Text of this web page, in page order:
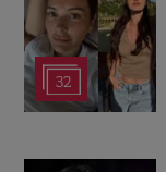
32